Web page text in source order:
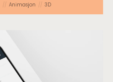
Animasjon 3D